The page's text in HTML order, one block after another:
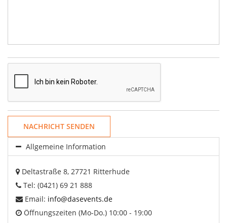
NACHRICHT SENDEN
Allgemeine Information
Deltastraße 8, 27721 Ritterhude
Tel: (0421) 69 21 888
Email: info@dasevents.de
Öffnungszeiten (Mo-Do.) 10:00 - 19:00